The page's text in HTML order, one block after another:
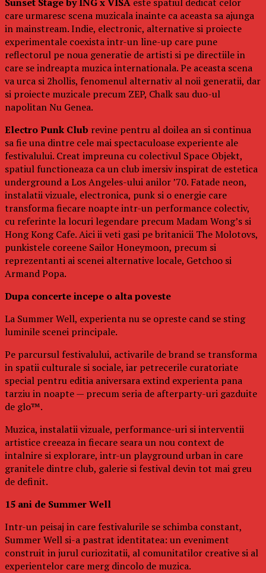
care urmaresc scena muzicala inainte ca aceasta sa ajunga
in mainstream. Indie, electronic, alternative si proiecte
experimentale coexista intr-un line-up care pune
reflectorul pe noua generatie de artisti si pe directiile in
care se indreapta muzica internationala. Pe aceasta scena
va urca si 2hollis, fenomenul alternativ al noii generatii, dar
si proiecte muzicale precum ZEP, Chalk sau duo-ul
napolitan Nu Genea.
Electro Punk Club revine pentru al doilea an si continua
sa fie una dintre cele mai spectaculoase experiente ale
festivalului. Creat impreuna cu colectivul Space Objekt,
spatiul functioneaza ca un club imersiv inspirat de estetica
underground a Los Angeles-ului anilor ’70. Fatade neon,
instalatii vizuale, electronica, punk si o energie care
transforma fiecare noapte intr-un performance colectiv,
cu referinte la locuri legendare precum Madam Wong’s si
Hong Kong Cafe. Aici ii veti gasi pe britanicii The Molotovs,
punkistele coreene Sailor Honeymoon, precum si
reprezentanti ai scenei alternative locale, Getchoo si
Armand Popa.
Dupa concerte incepe o alta poveste
La Summer Well, experienta nu se opreste cand se sting
luminile scenei principale.
Pe parcursul festivalului, activarile de brand se transforma
in spatii culturale si sociale, iar petrecerile curatoriate
special pentru editia aniversara extind experienta pana
tarziu in noapte — precum seria de afterparty-uri gazduite
de glo™.
Muzica, instalatii vizuale, performance-uri si interventii
artistice creeaza in fiecare seara un nou context de
intalnire si explorare, intr-un playground urban in care
granitele dintre club, galerie si festival devin tot mai greu
de definit.
15 ani de Summer Well
Intr-un peisaj in care festivalurile se schimba constant,
Summer Well si-a pastrat identitatea: un eveniment
construit in jurul curiozitatii, al comunitatilor creative si al
experientelor care merg dincolo de muzica.